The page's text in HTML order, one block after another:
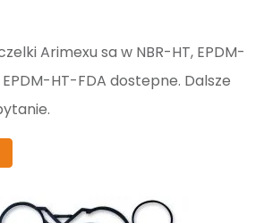
Arimexu sa w NBR-HT, EPDM-
EPDM-HT-FDA dostepne. Dalsze